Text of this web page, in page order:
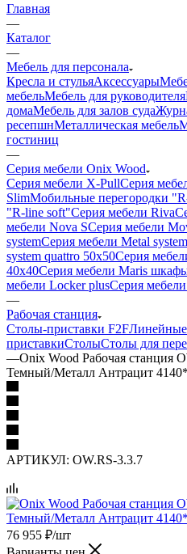
Главная
—
Каталог
—
Мебель для персонала
Кресла и стульяАксессуары
мебельМебель для руководителя
домаМебель для залов суда
ресепшнМеталлическая мебель
гостиниц
—
Серия мебели Onix Wood
Серия мебели X-PullСерия
SlimМобильные перегородки
"R-line soft"Серия мебели Riva
мебели Nova SСерия мебели
systemСерия мебели Metal
system quattro 50x50Серия
40x40Серия мебели Maris
мебели Locker plusСерия мебели
—
Рабочая станция
Столы-приставки F2F
приставкиСтолыСтолы для
—Onix Wood Рабочая станция
Темный/Металл Антрацит
АРТИКУЛ: OW.RS-3.3.7
76 955 ₽/шт